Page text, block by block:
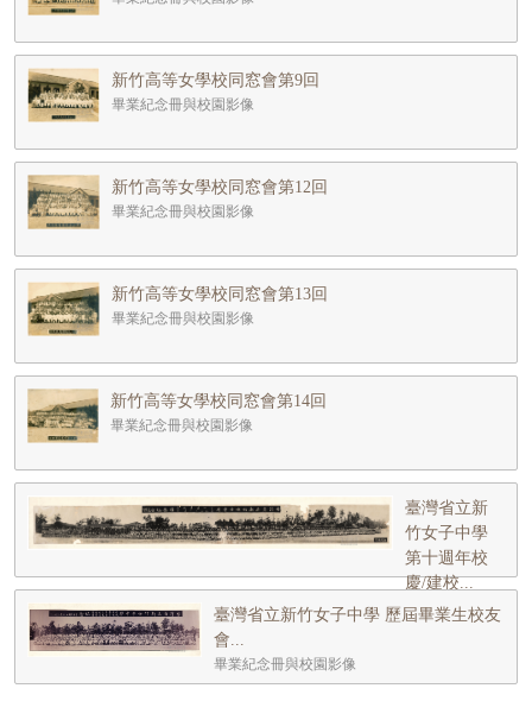
新竹高等女學校同窓會第9回
畢業紀念冊與校園影像
新竹高等女學校同窓會第12回
畢業紀念冊與校園影像
新竹高等女學校同窓會第13回
畢業紀念冊與校園影像
新竹高等女學校同窓會第14回
畢業紀念冊與校園影像
臺灣省立新
竹女子中學
第十週年校
慶/建校...
畢業紀念冊與
校園影像
臺灣省立新竹女子中學 歷屆畢業生校友
會...
畢業紀念冊與校園影像